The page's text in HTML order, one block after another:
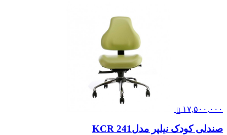
۱۷,۵۰۰,۰۰۰
صندلی کودک نیلپر مدلKCR 241